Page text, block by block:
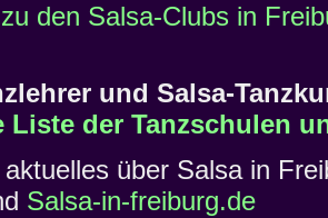
den Salsa-Clubs in
und Salsa-
Liste der Tanzschulen
über Salsa in
Salsa-in-freiburg.de